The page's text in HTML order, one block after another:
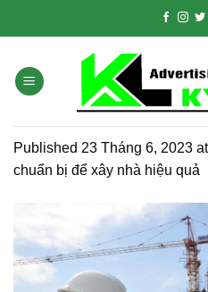
Published 23 Tháng 6, 2023 at
chuẩn bị để xây nhà hiệu quả